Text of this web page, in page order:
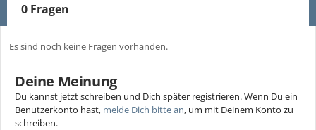
0 Fragen
Es sind noch keine Fragen vorhanden.
Deine Meinung
Du kannst jetzt schreiben und Dich später registrieren. Wenn Du ein
Benutzerkonto hast, melde Dich bitte an, um mit Deinem Konto zu
schreiben.